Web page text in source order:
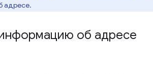
адресе.
об адресе